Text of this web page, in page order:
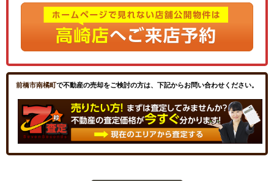
前橋市南橘町で不動産の売却をご検討の方は、下記からお問い合わせください。